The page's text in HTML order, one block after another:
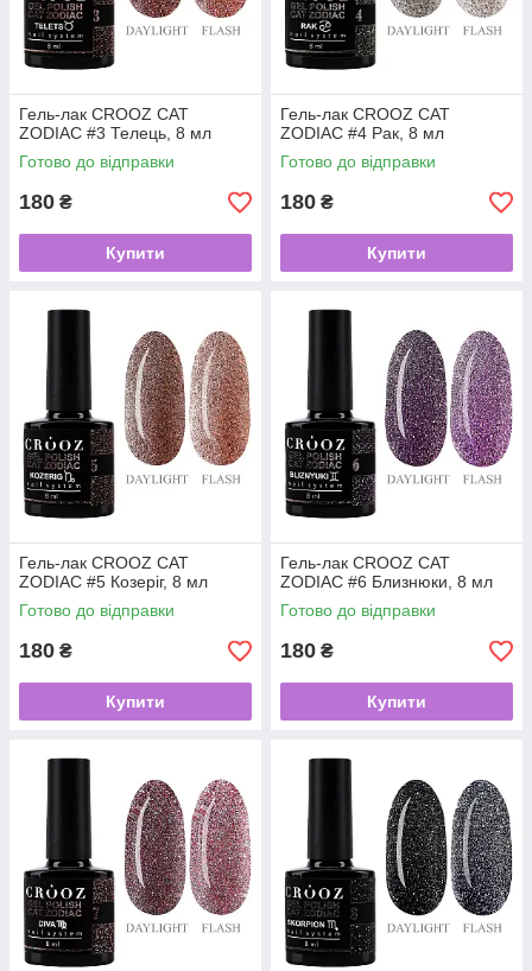
Гель-лак CROOZ CAT
ZODIAC #3 Телець, 8 мл
Готово до відправки
180 ₴
Купити
Гель-лак CROOZ CAT
ZODIAC #4 Рак, 8 мл
Готово до відправки
180 ₴
Купити
Гель-лак CROOZ CAT
ZODIAC #5 Козеріг, 8 мл
Готово до відправки
180 ₴
Купити
Гель-лак CROOZ CAT
ZODIAC #6 Близнюки, 8 мл
Готово до відправки
180 ₴
Купити